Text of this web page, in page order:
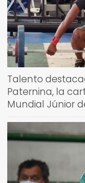
Talento
Paternina, la
Mundial Júnior